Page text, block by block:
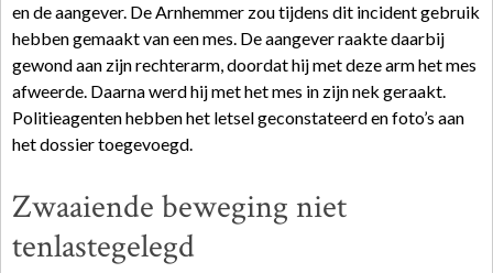
en de aangever. De Arnhemmer zou tijdens dit incident gebruik
hebben gemaakt van een mes. De aangever raakte daarbij
gewond aan zijn rechterarm, doordat hij met deze arm het mes
afweerde. Daarna werd hij met het mes in zijn nek geraakt.
Politieagenten hebben het letsel geconstateerd en foto’s aan
het dossier toegevoegd.
Zwaaiende beweging niet
tenlastegelegd